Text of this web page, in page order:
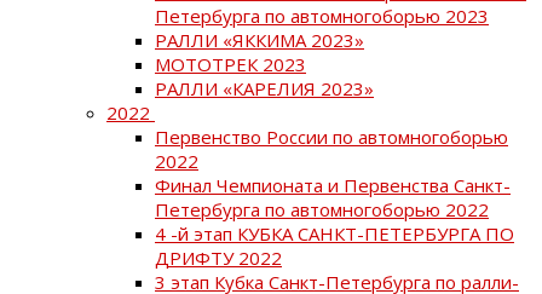
Петербурга по автомногоборью 2023
РАЛЛИ «ЯККИМА 2023»
МОТОТРЕК 2023
РАЛЛИ «КАРЕЛИЯ 2023»
2022
Первенство России по автомногоборью
2022
Финал Чемпионата и Первенства Санкт-
Петербурга по автомногоборью 2022
4 -й этап КУБКА САНКТ-ПЕТЕРБУРГА ПО
ДРИФТУ 2022
3 этап Кубка Санкт-Петербурга по ралли-